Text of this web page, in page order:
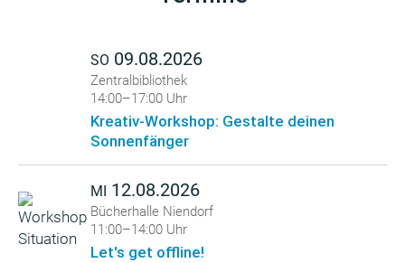
SO 09.08.2026
Zentralbibliothek
14:00–17:00 Uhr
Kreativ-Workshop: Gestalte deinen
Sonnenfänger
MI 12.08.2026
Bücherhalle Niendorf
11:00–14:00 Uhr
Let's get offline!